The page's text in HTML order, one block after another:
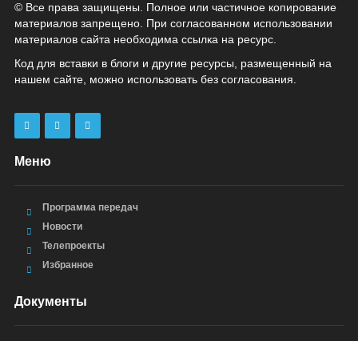
© Все права защищены. Полное или частичное копирование
материалов запрещено. При согласованном использовании
материалов сайта необходима ссылка на ресурс.
Код для вставки в блоги и другие ресурсы, размещенный на
нашем сайте, можно использовать без согласования.
Меню
Программа передач
Новости
Телепроекты
Избранное
Документы